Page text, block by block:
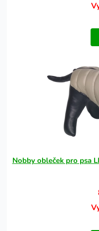
Nobby obleček pro psa